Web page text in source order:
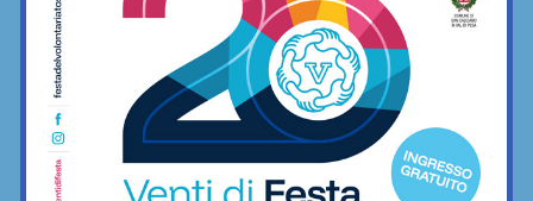
Calcio
comincia il 23 agosto contro la
Lucchese
Calcio
Serie D, ecco i gironi 2026/27. Grassina
e San Donato Tavarnelle con tre
emiliane, una laziale e una umbra